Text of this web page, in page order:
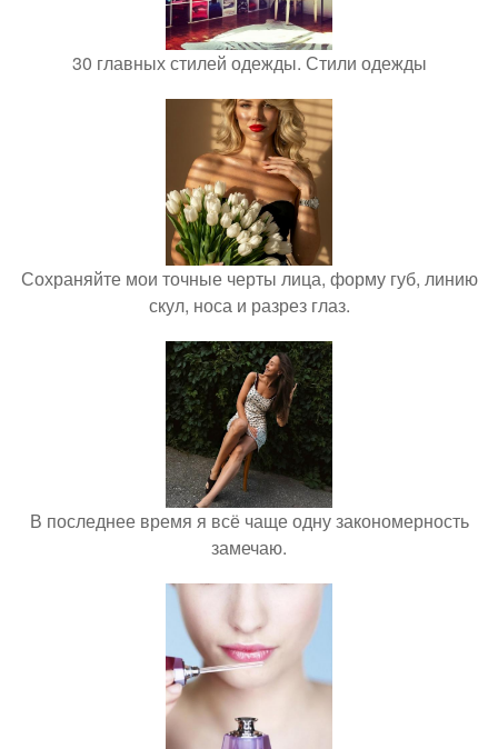
30 главных стилей одежды. Стили одежды
Сохраняйте мои точные черты лица, форму губ, линию
скул, носа и разрез глаз.
В последнее время я всё чаще одну закономерность
замечаю.